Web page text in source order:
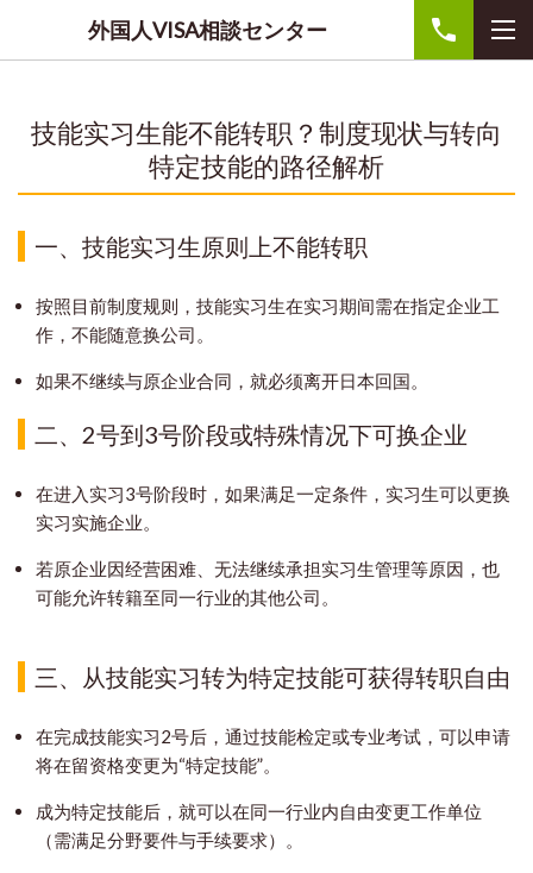
外国人VISA相談センター
技能实习生能不能转职？制度现状与转向
特定技能的路径解析
一、技能实习生原则上不能转职
按照目前制度规则，技能实习生在实习期间需在指定企业工
作，不能随意换公司。
如果不继续与原企业合同，就必须离开日本回国。
二、2号到3号阶段或特殊情况下可换企业
在进入实习3号阶段时，如果满足一定条件，实习生可以更换
实习实施企业。
若原企业因经营困难、无法继续承担实习生管理等原因，也
可能允许转籍至同一行业的其他公司。
三、从技能实习转为特定技能可获得转职自由
在完成技能实习2号后，通过技能检定或专业考试，可以申请
将在留资格变更为“特定技能”。
成为特定技能后，就可以在同一行业内自由变更工作单位
（需满足分野要件与手续要求）。